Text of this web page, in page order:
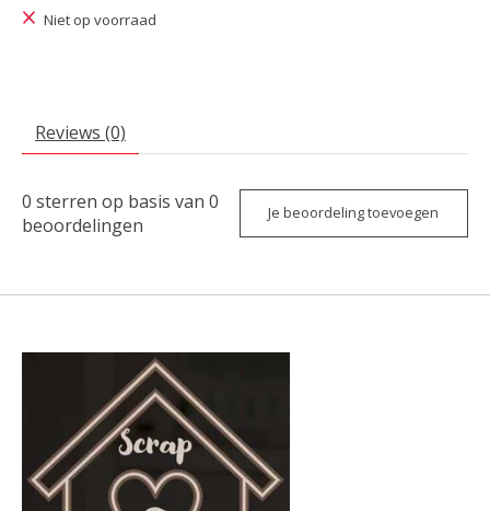
Niet op voorraad
Reviews (0)
0 sterren op basis van 0
beoordelingen
Je beoordeling toevoegen